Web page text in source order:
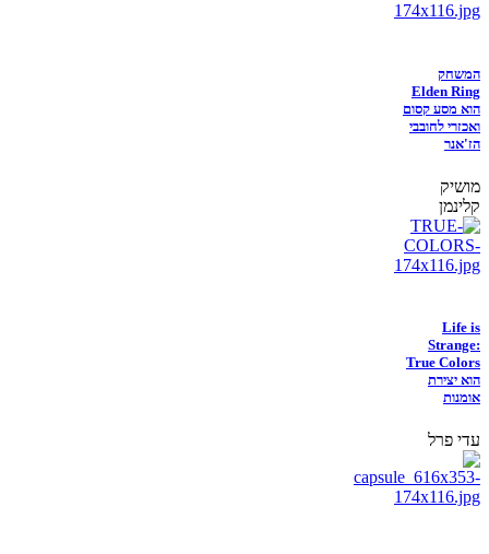
המשחק
Elden Ring
הוא מסע קסום
ואכזרי לחובבי
הז'אנר
מושיק
קלינמן
Life is
Strange:
True Colors
הוא יצירת
אומנות
עדי פרל